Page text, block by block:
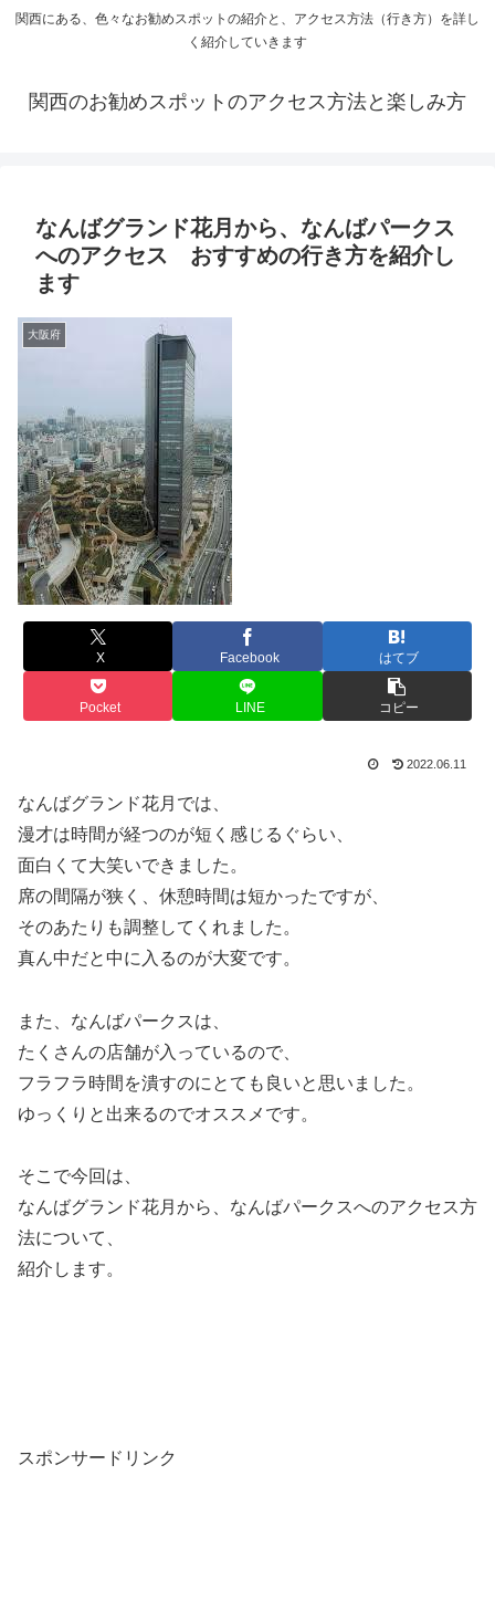
関西にある、色々なお勧めスポットの紹介と、アクセス方法（行き方）を詳し
く紹介していきます
関西のお勧めスポットのアクセス方法と楽しみ方
なんばグランド花月から、なんばパークス
へのアクセス おすすめの行き方を紹介し
ます
大阪府
X Facebook はてブ
Pocket LINE コピー
2022.06.11
なんばグランド花月では、
漫才は時間が経つのが短く感じるぐらい、
面白くて大笑いできました。
席の間隔が狭く、休憩時間は短かったですが、
そのあたりも調整してくれました。
真ん中だと中に入るのが大変です。
また、なんばパークスは、
たくさんの店舗が入っているので、
フラフラ時間を潰すのにとても良いと思いました。
ゆっくりと出来るのでオススメです。
そこで今回は、
なんばグランド花月から、なんばパークスへのアクセス方
法について、
紹介します。
スポンサードリンク